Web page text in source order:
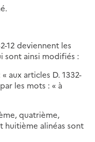
12 deviennent les
sont ainsi modifiés :
aux articles D. 1332-
les mots : « à
quatrième,
huitième alinéas sont